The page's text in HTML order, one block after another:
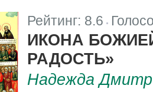
Рейтинг: 8.6 |
ИКОНА
РАДОСТЬ»
Надежда